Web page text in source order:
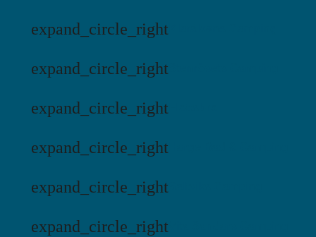
expand_circle_right
expand_circle_right
expand_circle_right
expand_circle_right
expand_circle_right
expand_circle_right